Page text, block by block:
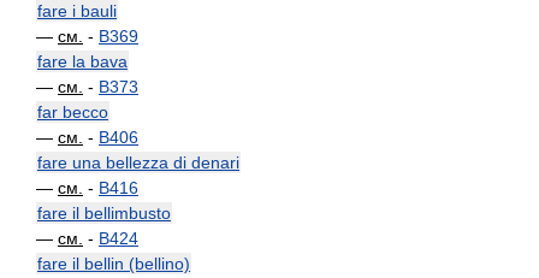
fare i bauli
— см. - B369
fare la bava
— см. - B373
far becco
— см. - B406
fare una bellezza di denari
— см. - B416
fare il bellimbusto
— см. - B424
fare il bellin (bellino)